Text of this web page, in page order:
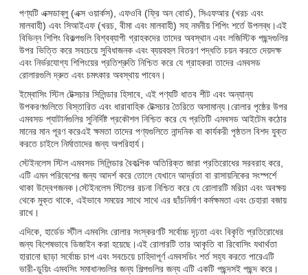
পণ্যটি এক্সডাব্লু (এক্স ওয়ার্কস), এফওবি (ফ্রি অন বোর্ড), সিএফআর (খরচ এবং
মালবাহী) এবং সিআইএফ (খরচ, বীমা এবং মালবাহী) সহ নমনীয় শিপিং শর্তে উপলব্ধ।এই
বিভিন্ন শিপিং বিকল্পগুলি বিশ্বব্যাপী গ্রাহকদের তাদের অবস্থান এবং লজিস্টিক পছন্দগুলির
উপর ভিত্তি করে সবচেয়ে সুবিধাজনক এবং ব্যয়বহুল বিতরণ পদ্ধতি চয়ন করতে দেয়দক্ষ
এবং নির্ভরযোগ্য শিপিংয়ের প্রতিশ্রুতি নিশ্চিত করে যে গ্রাহকরা তাদের এমবসড
রোলারগুলি দ্রুত এবং চমৎকার অবস্থায় পাবেন।
ইম্বোসিং স্টিল টেক্সচার সিলিন্ডার হিসাবে, এই পণ্যটি ধাতব শীট এবং অন্যান্য
উপকরণগুলিতে বিস্তারিত এবং ধারাবাহিক টেক্সচার তৈরিতে অসামান্য।রোলার পৃষ্ঠের উপর
এমবসড প্যাটার্নগুলির সুনির্দিষ্ট প্রকৌশল নিশ্চিত করে যে প্রতিটি এমবসড আইটেম কঠোর
মানের মান পূরণ করেএই ক্ষমতা তাদের পণ্যগুলিতে নান্দনিক বা কার্যকরী পৃষ্ঠতল বিশদ যুক্ত
করতে চাইলে নির্মাতাদের জন্য অপরিহার্য।
স্টেইনলেস স্টিল এমবসড সিলিন্ডার বৈকল্পিক অতিরিক্ত জারা প্রতিরোধের সরবরাহ করে,
এটি এমন পরিবেশের জন্য আদর্শ করে তোলে যেখানে আর্দ্রতা বা রাসায়নিকের সংস্পর্শে
থাকা উদ্বেগজনক।স্টেইনলেস স্টিলের রচনা নিশ্চিত করে যে রোলারটি মরিচা এবং অবক্ষয়
থেকে মুক্ত থাকে, এইভাবে সময়ের সাথে সাথে এর ছাঁচনির্মাণ কর্মক্ষমতা এবং চেহারা বজায়
রাখে।
এদিকে, হার্ডেড স্টীল এমবসিং রোলার সংস্করণটি সর্বোচ্চ দৃঢ়তা এবং বিকৃতি প্রতিরোধের
জন্য বিশেষভাবে ডিজাইন করা হয়েছে।এই রোলারটি তার আকৃতি বা রিবোসিং যথার্থতা
হারানো ছাড়া সর্বোচ্চ চাপ এবং সবচেয়ে চাহিদাপূর্ণ এমবসডিং শর্ত সহ্য করতে পারেএটি
ভারী-ডুয়িং এমবসিং সমাধানগুলির জন্য শিল্পগুলির জন্য এটি একটি পছন্দসই পছন্দ করে।